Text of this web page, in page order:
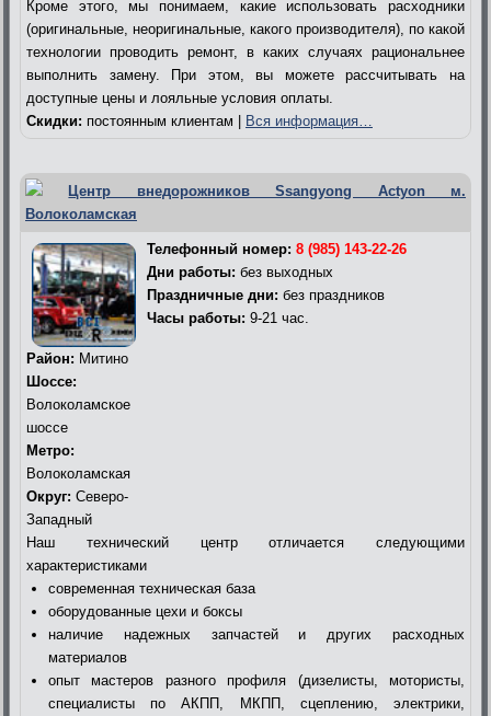
Кроме этого, мы понимаем, какие использовать расходники
(оригинальные, неоригинальные, какого производителя), по какой
технологии проводить ремонт, в каких случаях рациональнее
выполнить замену. При этом, вы можете рассчитывать на
доступные цены и лояльные условия оплаты.
Скидки: постоянным клиентам | Вся информация…
Центр внедорожников Ssangyong Actyon м.
Волоколамская
Телефонный номер: 8 (985) 143-22-26
Дни работы: без выходных
Праздничные дни: без праздников
Часы работы: 9-21 час.
Район: Митино
Шоссе:
Волоколамское
шоссе
Метро:
Волоколамская
Округ: Северо-
Западный
Наш технический центр отличается следующими
характеристиками
современная техническая база
оборудованные цехи и боксы
наличие надежных запчастей и других расходных
материалов
опыт мастеров разного профиля (дизелисты, мотористы,
специалисты по АКПП, МКПП, сцеплению, электрики,